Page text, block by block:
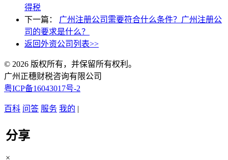
得税
下一篇： 广州注册公司需要符合什么条件？广州注册公
司的要求是什么？
返回外资公司列表>>
© 2026 版权所有，并保留所有权利。
广州正穗财税咨询有限公司
粤ICP备16043017号-2
百科 问答 服务 我的 |
分享
×